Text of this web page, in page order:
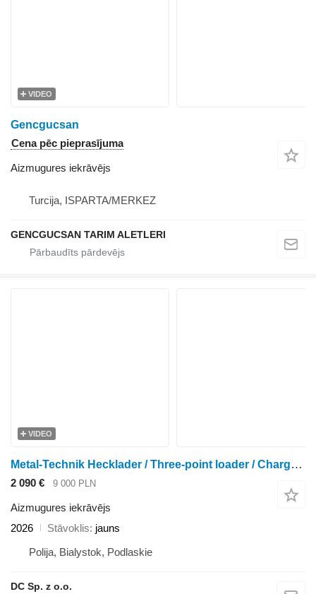
VIDEO
Gencgucsan
Cena pēc pieprasījuma
Aizmugures iekrāvējs
Turcija, ISPARTA/MERKEZ
GENCGUCSAN TARIM ALETLERI
VIDEO
Metal-Technik Hecklader / Three-point loader / Chargeur 3 points
2 090 € 9 000 PLN
Aizmugures iekrāvējs
2026
Stāvoklis jauns
Polija, Bialystok, Podlaskie
DC Sp. z o.o.